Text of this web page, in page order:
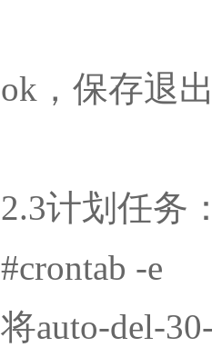
ok，保存退
2.3计划任务
#crontab -e
将auto-del-